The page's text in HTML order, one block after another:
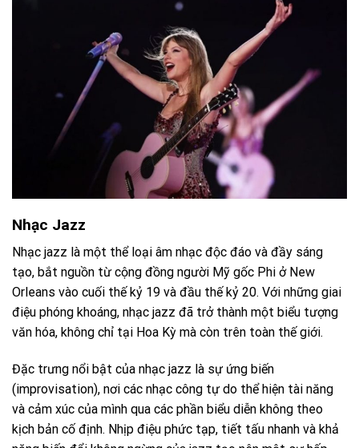
Nhạc Jazz
Nhạc jazz là một thể loại âm nhạc độc đáo và đầy sáng
tạo, bắt nguồn từ cộng đồng người Mỹ gốc Phi ở New
Orleans vào cuối thế kỷ 19 và đầu thế kỷ 20. Với những giai
điệu phóng khoáng, nhạc jazz đã trở thành một biểu tượng
văn hóa, không chỉ tại Hoa Kỳ mà còn trên toàn thế giới.
Đặc trưng nổi bật của nhạc jazz là sự ứng biến
(improvisation), nơi các nhạc công tự do thể hiện tài năng
và cảm xúc của mình qua các phần biểu diễn không theo
kịch bản cố định. Nhịp điệu phức tạp, tiết tấu nhanh và khả